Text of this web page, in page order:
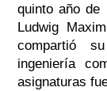
quinto año
Ludwig
compartió
ingeniería
asignaturas